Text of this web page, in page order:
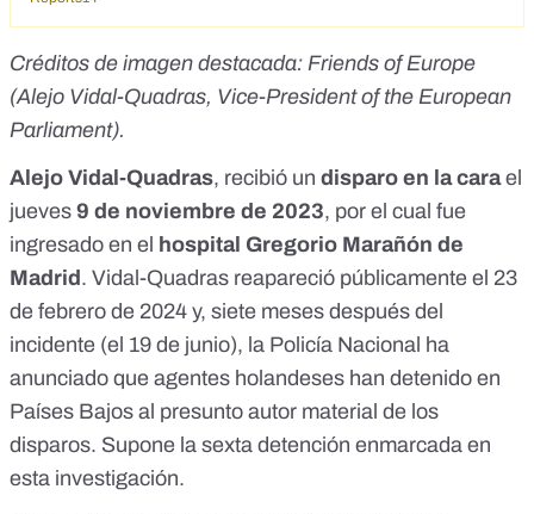
Créditos de imagen destacada: Friends of Europe
(Alejo Vidal-Quadras, Vice-President of the European
Parliament).
Alejo Vidal-Quadras, recibió un disparo en la carael
jueves 9 de noviembre de 2023, por el cual fue
ingresado en el hospital Gregorio Marañón de
Madrid . Vidal-Quadras reapareció públicamente el 23
de febrero de 2024 y, siete meses después del
incidente (el 19 de junio), la Policía Nacional ha
anunciado que agentes holandeses han detenido en
Países Bajos al presunto autor material de los
disparos. Supone la sexta detención enmarcada en
esta investigación.